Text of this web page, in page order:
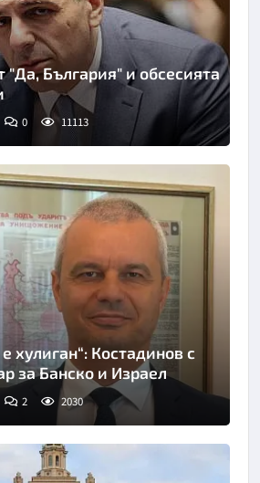
"Да, България" и обсесията
0 11113
хулиган“: Костадинов с
за Банско и Израел
2 2030